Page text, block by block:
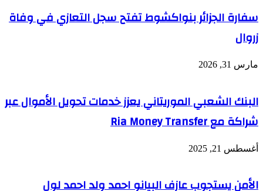
سفارة الجزائر بنواكشوط تفتح سجل التعازي في وفاة
زروال
مارس 31, 2026
البنك الشعبي الموريتاني يعزز خدمات تحويل الأموال عبر
شراكة مع Ria Money Transfer
أغسطس 21, 2025
الأمن يستجوب عازف البيانو احمد ولد احمد لول